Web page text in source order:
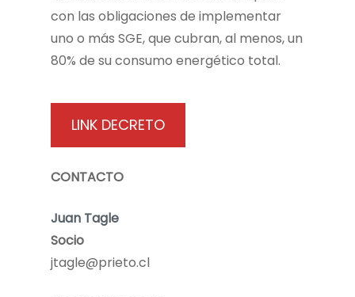
con las obligaciones de implementar
uno o más SGE, que cubran, al menos, un
80% de su consumo energético total.
LINK DECRETO
CONTACTO
Juan Tagle
Socio
jtagle@prieto.cl